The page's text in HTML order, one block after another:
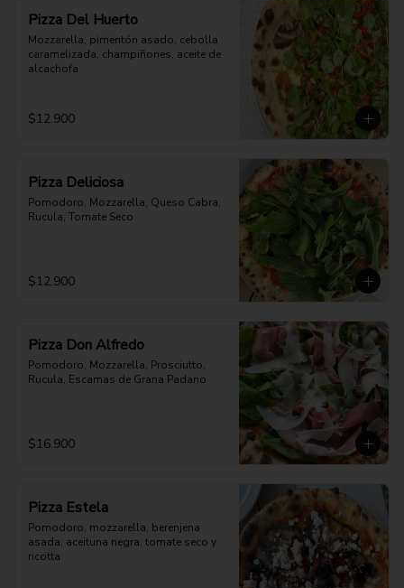
Pizza Del Huerto
Mozzarella, pimentón asado, cebolla
caramelizada, champiñones, aceite de
alcachofa
$12.900
Pizza Deliciosa
Pomodoro, Mozzarella, Queso Cabra,
Rucula, Tomate Seco
$12.900
Pizza Don Alfredo
Pomodoro, Mozzarella, Prosciutto,
Rucula, Escamas de Grana Padano
$16.900
Pizza Estela
Pomodoro, mozzarella, berenjena
asada, aceituna negra, tomate seco y
ricotta